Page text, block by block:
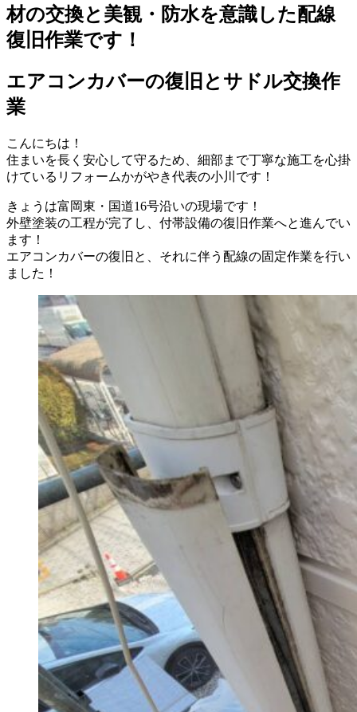
材の交換と美観・防水を意識した配線
復旧作業です！
エアコンカバーの復旧とサドル交換作
業
こんにちは！
住まいを長く安心して守るため、細部まで丁寧な施工を心掛
けているリフォームかがやき代表の小川です！
きょうは富岡東・国道16号沿いの現場です！
外壁塗装の工程が完了し、付帯設備の復旧作業へと進んでい
ます！
エアコンカバーの復旧と、それに伴う配線の固定作業を行い
ました！